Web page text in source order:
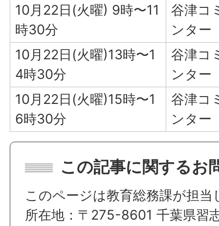
10月22日(火曜) 9時〜11
時30分
谷津コ
ンター
10月22日(火曜)13時〜1
4時30分
谷津コ
ンター
10月22日(火曜)15時〜1
6時30分
谷津コ
ンター
この記事に関するお
このページは教育総務課が担当
所在地：〒275-8601 千葉県習